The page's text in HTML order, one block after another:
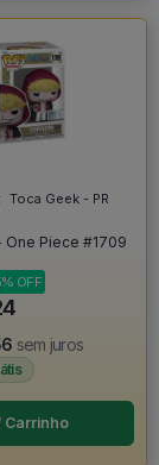
Toca Geek - PR
CORAZON - One Piece #1709
OFF
sem juros
Carrinho